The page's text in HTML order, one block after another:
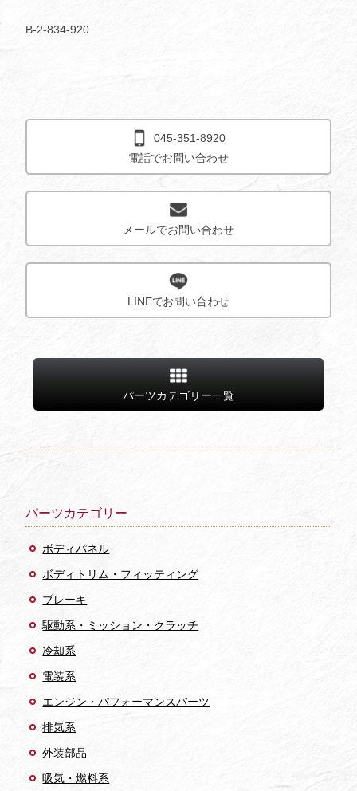
B-2-834-920
045-351-8920
電話でお問い合わせ
メールでお問い合わせ
LINEでお問い合わせ
パーツカテゴリー一覧
パーツカテゴリー
ボディパネル
ボディトリム・フィッティング
ブレーキ
駆動系・ミッション・クラッチ
冷却系
電装系
エンジン・パフォーマンスパーツ
排気系
外装部品
吸気・燃料系